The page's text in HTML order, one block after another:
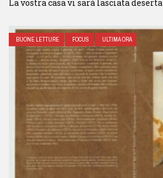
La vostra casa vi sarà lasciata deserta
BUONE LETTURE FOCUS ULTIMA ORA